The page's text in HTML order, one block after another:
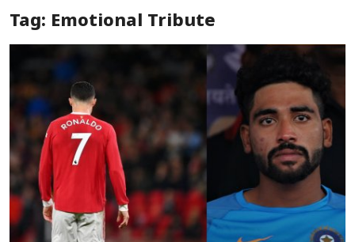
Crime
Tamilnadu
National
Tag: Emotional Tribute